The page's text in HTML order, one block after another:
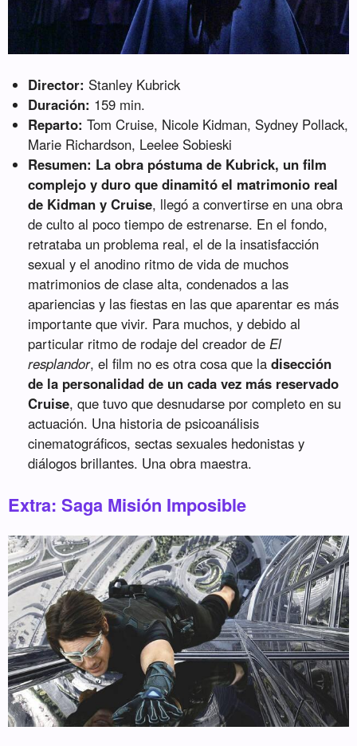
Director: Stanley Kubrick
Duración: 159 min.
Reparto: Tom Cruise, Nicole Kidman, Sydney Pollack,
Marie Richardson, Leelee Sobieski
Resumen: La obra póstuma de Kubrick, un film
complejo y duro que dinamitó el matrimonio real
de Kidman y Cruise, llegó a convertirse en una obra
de culto al poco tiempo de estrenarse. En el fondo,
retrataba un problema real, el de la insatisfacción
sexual y el anodino ritmo de vida de muchos
matrimonios de clase alta, condenados a las
apariencias y las fiestas en las que aparentar es más
importante que vivir. Para muchos, y debido al
particular ritmo de rodaje del creador deEl
resplandor, el film no es otra cosa que ladisección
de la personalidad de un cada vez más reservado
Cruise, que tuvo que desnudarse por completo en su
actuación. Una historia de psicoanálisis
cinematográficos, sectas sexuales hedonistas y
diálogos brillantes. Una obra maestra.
Extra: Saga Misión Imposible